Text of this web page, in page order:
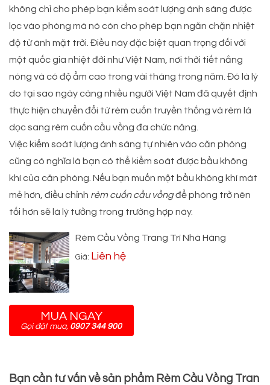
không chỉ cho phép bạn kiểm soát lượng ánh sáng được
lọc vào phòng mà nó còn cho phép bạn ngăn chặn nhiệt
độ từ ánh mặt trời. Điều này đặc biệt quan trọng đối với
một quốc gia nhiệt đới như Việt Nam, nơi thời tiết nắng
nóng và có độ ẩm cao trong vài tháng trong năm. Đó là lý
do tại sao ngày càng nhiều người Việt Nam đã quyết định
thực hiện chuyển đổi từ rèm cuốn truyền thống và rèm lá
dọc sang rèm cuốn cầu vồng đa chức năng.
Việc kiểm soát lượng ánh sáng tự nhiên vào căn phòng
cũng có nghĩa là bạn có thể kiểm soát được bầu không
khí của căn phòng. Nếu bạn muốn một bầu không khí mát
mẻ hơn, điều chỉnh rèm cuốn cầu vồngđể phòng trở nên
tối hơn sẽ là lý tưởng trong trường hợp này.
Rèm Cầu Vồng Trang Trí Nhà Hàng
Giá: Liên hệ
MUA NGAY
Gọi đặt mua, 0907 344 900
Bạn cần tư vấn về sản phẩm Rèm Cầu Vồng Tran